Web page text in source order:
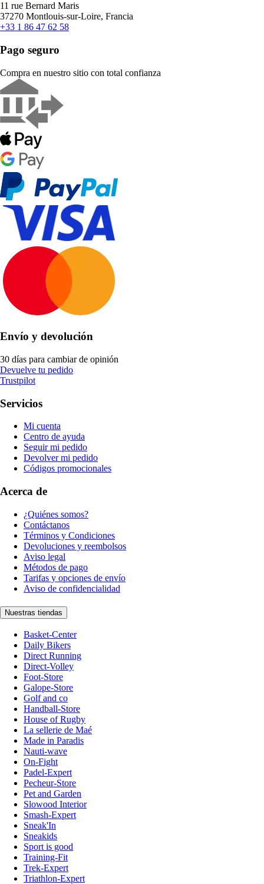
11 rue Bernard Maris
37270 Montlouis-sur-Loire, Francia
+33 1 86 47 62 58
Pago seguro
Compra en nuestro sitio con total confianza
Envío y devolución
30 días para cambiar de opinión
Devuelve tu pedido
Trustpilot
Servicios
Mi cuenta
Centro de ayuda
Seguir mi pedido
Devolver mi pedido
Códigos promocionales
Acerca de
¿Quiénes somos?
Contáctanos
Términos y Condiciones
Devoluciones y reembolsos
Aviso legal
Métodos de pago
Tarifas y opciones de envío
Aviso de confidencialidad
Nuestras tiendas
Basket-Center
Daily Bikers
Direct Running
Direct-Volley
Foot-Store
Galope-Store
Golf and co
Handball-Store
House of Rugby
La sellerie de Maé
Made in Paradis
Nauti-wave
On-Fight
Padel-Expert
Pecheur-Store
Pet and Garden
Slowood Interior
Smash-Expert
Sneak'In
Sneakids
Sport is good
Training-Fit
Trek-Expert
Triathlon-Expert